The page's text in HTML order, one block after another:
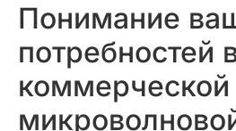
Понимание
потребностей
коммерческой